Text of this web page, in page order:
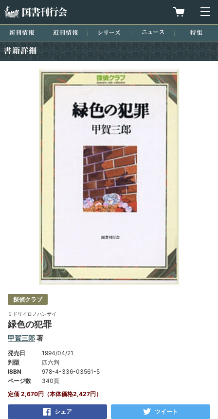
買物カゴを
新刊情報 近刊情報 シリーズ ニュース
探偵クラブ
ミドリイロノハンザイ
緑色の犯罪
甲賀三郎著
発売日
1994/04/21
判型
四六判
ISBN
978-4-336-03561-5
ページ数
340頁
定価 2,670円（本体価格2,427円）
シェア ツイート